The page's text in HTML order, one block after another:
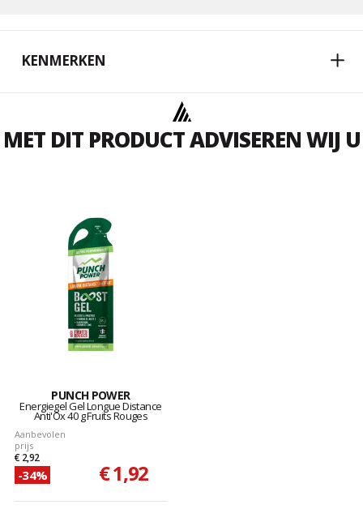
KENMERKEN
MET DIT PRODUCT ADVISEREN WIJ U
PUNCH POWER
Energiegel Gel Longue Distance
Anti'Ox 40 g Fruits Rouges
Aanbevolen
prijs
€ 2,92
-34% € 1,92